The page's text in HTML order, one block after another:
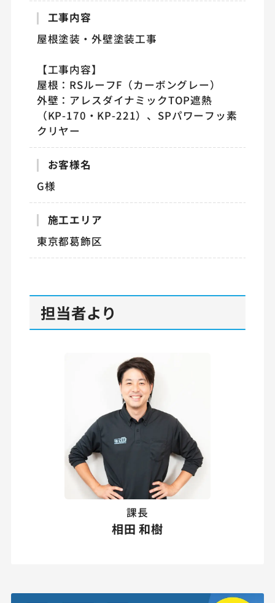
工事内容
屋根塗装・外壁塗装工事
【工事内容】
屋根：RSルーフF（カーボングレー）
外壁：アレスダイナミックTOP遮熱
（KP-170・KP-221）、SPパワーフッ素
クリヤー
お客様名
G様
施工エリア
東京都葛飾区
担当者より
課長
相田 和樹